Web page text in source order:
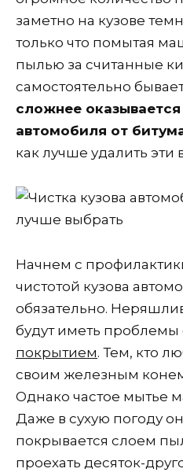
заметно на кузове
только что помытая
пылью за считанные
самостоятельно
сложнее оказывается
автомобиля от
как лучше удалить эти
Начнем с
чистотой кузова
обязательно.
будут иметь проблемы
покрытием. Тем, кто
своим железным
Однако частое мытье
Даже в сухую погоду
покрывается слоем
проехать десяток-